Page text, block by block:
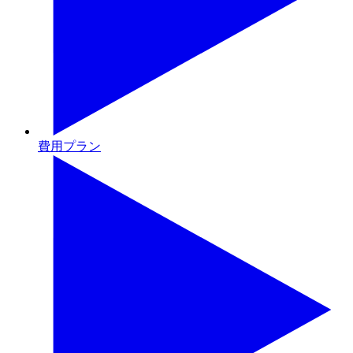
費用プラン